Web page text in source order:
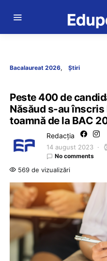
Bacalaureat 2026 Știri
Peste 400 de
Năsăud s-au înscris
toamnă de la BAC
Redacția
14 august 2023
No comments
569 de vizualizări